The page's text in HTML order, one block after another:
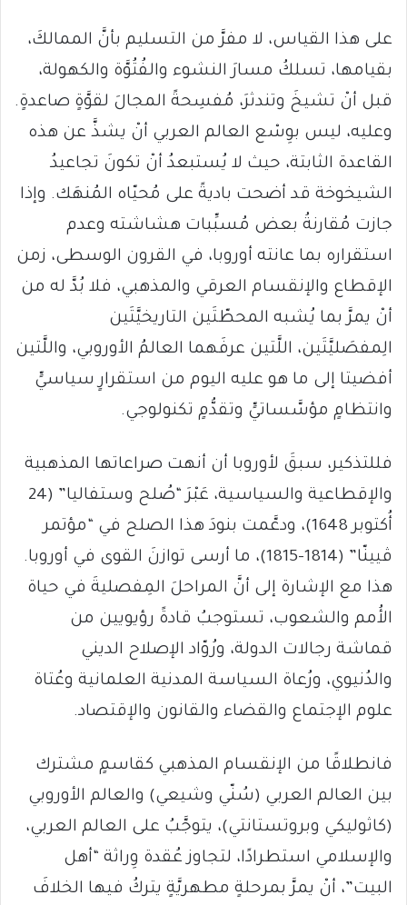
على هذا القياس، لا مفرَّ من التسليم بأنَّ الممالكَ،
بقيامها، تسلكُ مسارَ النشوء والفُتُوَّة والكهولة،
قبل أنْ تشيخَ وتندثرَ، مُفسِحةً المجالَ لقوَّةٍ صاعدةٍ.
وعليه، ليس بوِسْع العالم العربي أنْ يشذَّ عن هذه
القاعدة الثابتة، حيث لا يُستبعدُ أنْ تكونَ تجاعيدُ
الشيخوخة قد أضحت باديةً على مُحيّاه المُنهَك. وإذا
جازت مُقارنةُ بعض مُسبِّبات هشاشته وعدم
استقراره بما عانته أوروبا، في القرون الوسطى، زمن
الإقطاع والإنقسام العرقي والمذهبي، فلا بُدَّ له من
أنْ يمرَّ بما يُشبه المحطّتَين التاريخيَّتَين
الِمفصَليَّتَين، اللَّتين عرفَهما العالمُ الأوروبي، واللَّتين
أفضيتا إلى ما هو عليه اليوم من استقرارٍ سياسيٍّ
وانتظامٍ مؤسَّساتيٍّ وتقدُّمٍ تكنولوجي.
فللتذكير، سبقَ لأوروبا أن أنهت صراعاتها المذهبية
والإقطاعية والسياسية، عَبْرَ “صُلح وستفاليا” (24
أُكتوبر 1648)، ودعَّمت بنودَ هذا الصلح في “مؤتمر
ڤيينّا” (1814-1815)، ما أرسى توازنَ القوى في أوروبا.
هذا مع الإشارة إلى أنَّ المراحلَ المِفصليةَ في حياة
الأُمم والشعوب، تستوجبُ قادةً رؤيويين من
قماشة رجالات الدولة، ورُوّاد الإصلاح الديني
والدُنيوي، ورُعاة السياسة المدنية العلمانية وعُتاة
علوم الإجتماع والقضاء والقانون والإقتصاد.
فانطلاقًا من الإنقسام المذهبي كقاسمٍ مشترك
بين العالم العربي (سُنّي وشيعي) والعالم الأوروبي
(كاثوليكي وبروتستانتي)، يتوجَّبُ على العالم العربي،
والإسلامي استطرادًا، لتجاوز عُقدة وِراثة “أهل
البيت”، أنْ يمرَّ بمرحلةٍ مطهريَّةٍ يتركُ فيها الخلافَ